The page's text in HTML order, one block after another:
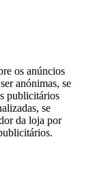
os anúncios
anónimas, se
publicitários
se
da loja por